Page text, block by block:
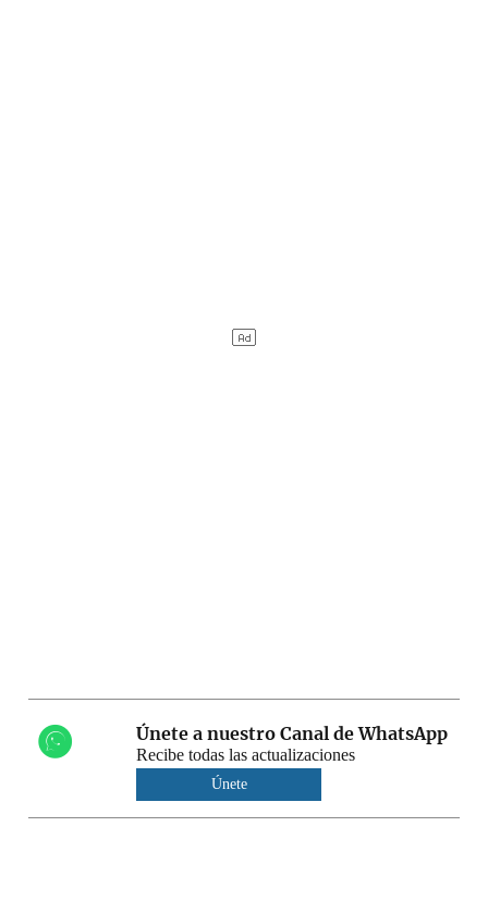
Únete a nuestro Canal de WhatsApp
Recibe todas las actualizaciones
Únete